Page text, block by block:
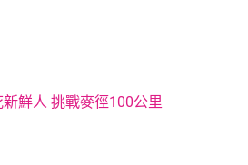
鮮人 挑戰麥徑100公里